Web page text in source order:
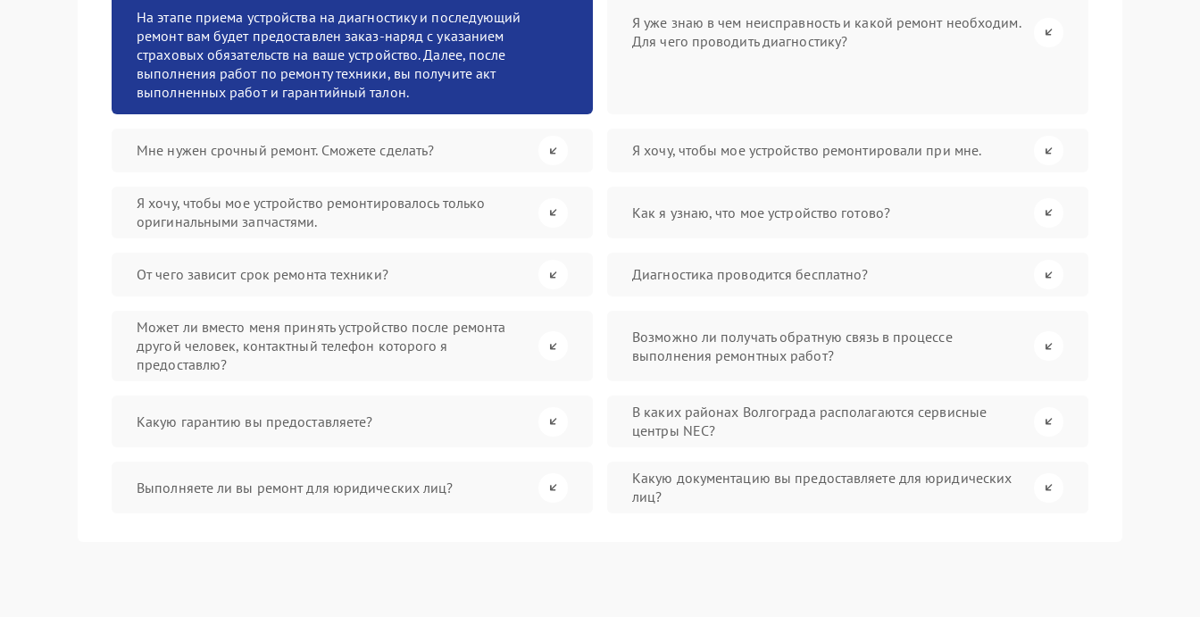
На этапе приема устройства на диагностику и последующий
ремонт вам будет предоставлен заказ-наряд с указанием
страховых обязательств на ваше устройство. Далее, после
выполнения работ по ремонту техники, вы получите акт
выполненных работ и гарантийный талон.
Я уже знаю в чем неисправность и какой ремонт необходим.
Для чего проводить диагностику?
Мне нужен срочный ремонт. Сможете сделать? Я хочу, чтобы мое устройство ремонтировали при мне.
Я хочу, чтобы мое устройство ремонтировалось только
оригинальными запчастями.
Как я узнаю, что мое устройство готово?
От чего зависит срок ремонта техники? Диагностика проводится бесплатно?
Может ли вместо меня принять устройство после ремонта
другой человек, контактный телефон которого я
предоставлю?
Возможно ли получать обратную связь в процессе
выполнения ремонтных работ?
Какую гарантию вы предоставляете?
В каких районах Волгограда располагаются сервисные
центры NEC?
Выполняете ли вы ремонт для юридических лиц?
Какую документацию вы предоставляете для юридических
лиц?